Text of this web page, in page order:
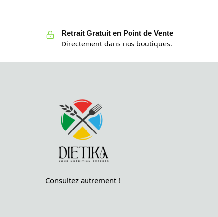
Retrait Gratuit en Point de Vente
Directement dans nos boutiques.
Consultez autrement !